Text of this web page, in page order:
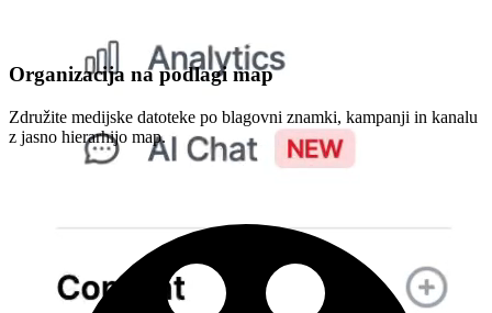
Organizacija na podlagi map
Združite medijske datoteke po blagovni znamki, kampanji in kanalu
z jasno hierarhijo map.